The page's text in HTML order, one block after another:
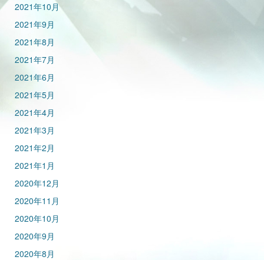
2021年10月
2021年9月
2021年8月
2021年7月
2021年6月
2021年5月
2021年4月
2021年3月
2021年2月
2021年1月
2020年12月
2020年11月
2020年10月
2020年9月
2020年8月